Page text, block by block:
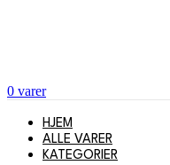
0 varer
HJEM
ALLE VARER
KATEGORIER